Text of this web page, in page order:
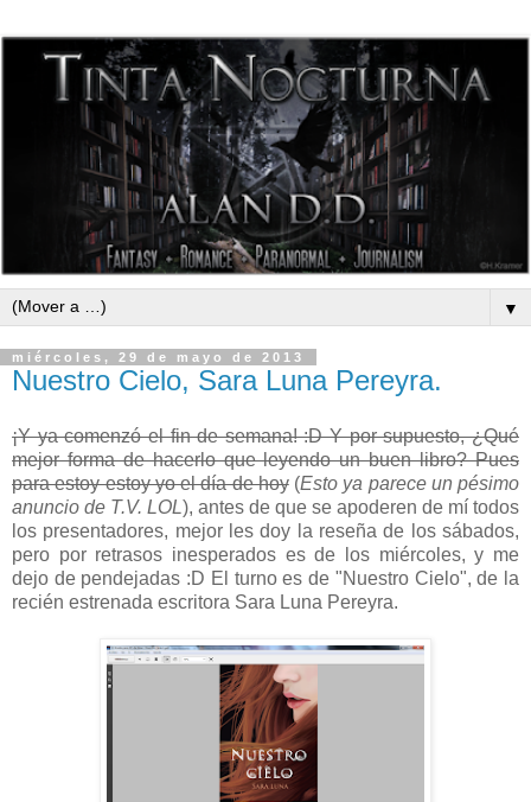
▼
miércoles, 29 de mayo de 2013
Nuestro Cielo, Sara Luna Pereyra.
¡Y ya comenzó el fin de semana! :D Y por supuesto, ¿Qué
mejor forma de hacerlo que leyendo un buen libro? Pues
para estoy estoy yo el día de hoy(Esto ya parece un pésimo
anuncio de T.V. LOL), antes de que se apoderen de mí todos
los presentadores, mejor les doy la reseña de los sábados,
pero por retrasos inesperados es de los miércoles, y me
dejo de pendejadas :D El turno es de "Nuestro Cielo", de la
recién estrenada escritora Sara Luna Pereyra.